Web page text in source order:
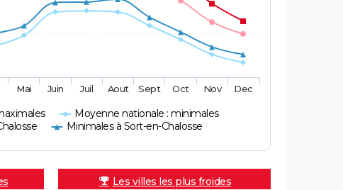
Moyenne nationale : minimales
Minimales à Sort-en-Chalosse
Mai Juin Juil Aout Sept Oct Nov Dec
Les villes les plus froides